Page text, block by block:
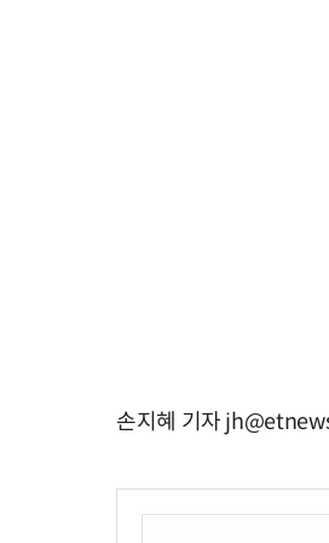
손지혜 기자